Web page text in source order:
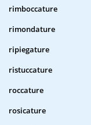
rimboccature
rimondature
ripiegature
ristuccature
roccature
rosicature